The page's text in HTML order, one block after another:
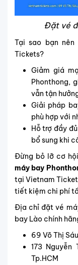
Đặt vé
Tại sao bạn
Tickets?
Giảm giá
Phonthong,
vẫn tận
Giải pháp
phù hợp với
Hỗ trợ đầy
bổ sung khi
Đừng bỏ lỡ cơ
máy bay
tại Vietnam
tiết kiệm chi phí
Địa chỉ đặt vé
bay Lào chính
69 Võ Thị
173 Nguyễn
Tp.HCM